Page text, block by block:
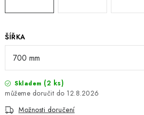
ŠÍŘKA
Skladem (2 ks)
12.8.2026
Možnosti doručení